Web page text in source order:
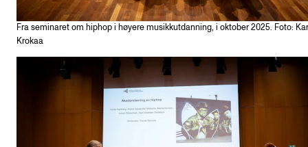
Fra seminaret om hiphop i høyere musikkutdanning, i oktober 2025. Foto:
Krokaa